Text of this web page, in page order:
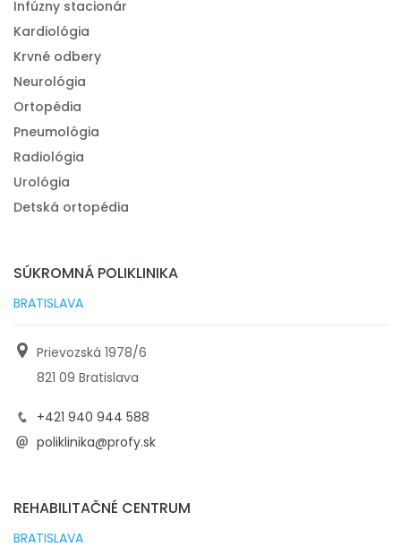
Infúzny stacionár
Kardiológia
Krvné odbery
Neurológia
Ortopédia
Pneumológia
Radiológia
Urológia
Detská ortopédia
SÚKROMNÁ POLIKLINIKA
BRATISLAVA
Prievozská 1978/6
821 09 Bratislava
+421 940 944 588
poliklinika@profy.sk
REHABILITAČNÉ CENTRUM
BRATISLAVA